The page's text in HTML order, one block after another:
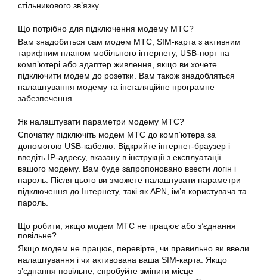
стільникового зв’язку.
Що потрібно для підключення модему МТС?
Вам знадобиться сам модем МТС, SIM-карта з активним
тарифним планом мобільного інтернету, USB-порт на
комп’ютері або адаптер живлення, якщо ви хочете
підключити модем до розетки. Вам також знадобляться
налаштування модему та інсталяційне програмне
забезпечення.
Як налаштувати параметри модему МТС?
Спочатку підключіть модем МТС до комп’ютера за
допомогою USB-кабелю. Відкрийте інтернет-браузер і
введіть IP-адресу, вказану в інструкції з експлуатації
вашого модему. Вам буде запропоновано ввести логін і
пароль. Після цього ви зможете налаштувати параметри
підключення до Інтернету, такі як APN, ім’я користувача та
пароль.
Що робити, якщо модем МТС не працює або з’єднання
повільне?
Якщо модем не працює, перевірте, чи правильно ви ввели
налаштування і чи активована ваша SIM-карта. Якщо
з’єднання повільне, спробуйте змінити місце